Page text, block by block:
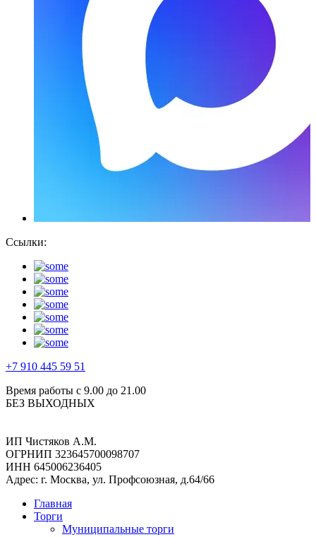
Ссылки:
+7 910 445 59 51
Время работы с 9.00 до 21.00
БЕЗ ВЫХОДНЫХ
ИП Чистяков А.М.
ОГРНИП 323645700098707
ИНН 645006236405
Адрес: г. Москва, ул. Профсоюзная, д.64/66
Главная
Торги
Муниципальные торги